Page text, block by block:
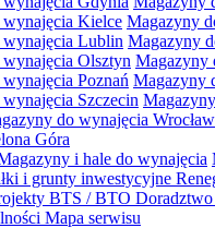
Kielce Magazyny
Lublin Magazyny
Olsztyn Magazyny
Poznań Magazyny
Szczecin
do wynajęcia Wrocław
Góra
i hale do wynajęcia
i grunty inwestycyjne
BTS / BTO
Mapa serwisu